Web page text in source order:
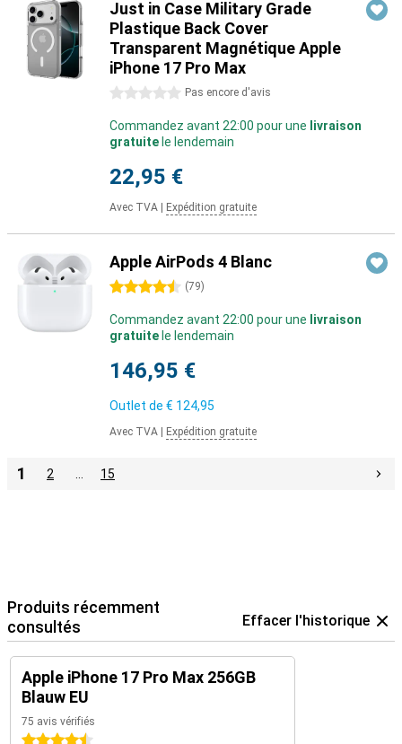
Just in Case Military Grade
Plastique Back Cover
Transparent Magnétique Apple
iPhone 17 Pro Max
0 étoiles Pas encore d'avis
Commandez avant 22:00 pour une livraison
gratuite le lendemain
22,95 €
Avec TVA Expédition gratuite
Apple AirPods 4 Blanc
4.5 étoiles (79)
Commandez avant 22:00 pour une livraison
gratuite le lendemain
146,95 €
Outlet de € 124,95
Avec TVA Expédition gratuite
1 2 15
Produits récemment
consultés
Effacer l'historique
Apple iPhone 17 Pro Max 256GB
Blauw EU
75 avis vérifiés
4.5 étoiles